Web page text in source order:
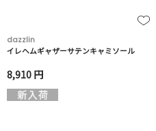
dazzlin
イレヘムギャザーサテンキャミソール
8,910 円